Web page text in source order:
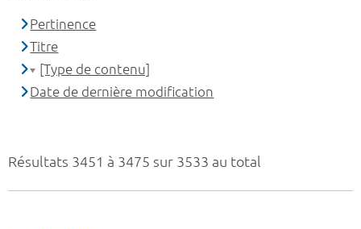
Résultats 3451 à 3475 sur 3533 au total
Pertinence
Titre
[Type de contenu]
Date de dernière modification